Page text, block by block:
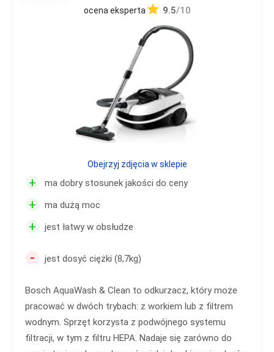
ocena eksperta 9.5/10
+ ma dobry stosunek jakości do ceny
+ ma dużą moc
+ jest łatwy w obsłudze
- jest dosyć ciężki (8,7kg)
Bosch AquaWash & Clean to odkurzacz, który może
pracować w dwóch trybach: z workiem lub z filtrem
wodnym. Sprzęt korzysta z podwójnego systemu
filtracji, w tym z filtru HEPA. Nadaje się zarówno do
Obejrzyj zdjęcia w sklepie